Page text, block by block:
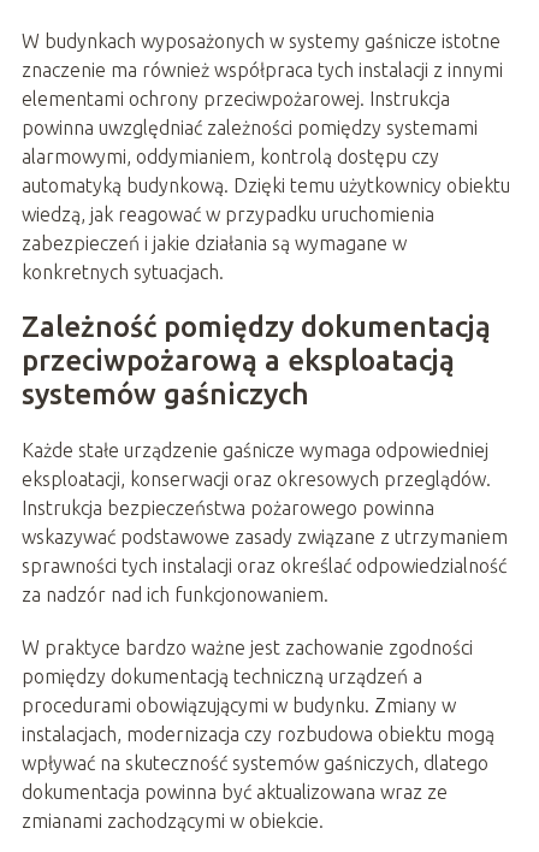
W budynkach wyposażonych w systemy gaśnicze istotne
znaczenie ma również współpraca tych instalacji z innymi
elementami ochrony przeciwpożarowej. Instrukcja
powinna uwzględniać zależności pomiędzy systemami
alarmowymi, oddymianiem, kontrolą dostępu czy
automatyką budynkową. Dzięki temu użytkownicy obiektu
wiedzą, jak reagować w przypadku uruchomienia
zabezpieczeń i jakie działania są wymagane w
konkretnych sytuacjach.
Zależność pomiędzy dokumentacją
przeciwpożarową a eksploatacją
systemów gaśniczych
Każde stałe urządzenie gaśnicze wymaga odpowiedniej
eksploatacji, konserwacji oraz okresowych przeglądów.
Instrukcja bezpieczeństwa pożarowego powinna
wskazywać podstawowe zasady związane z utrzymaniem
sprawności tych instalacji oraz określać odpowiedzialność
za nadzór nad ich funkcjonowaniem.
W praktyce bardzo ważne jest zachowanie zgodności
pomiędzy dokumentacją techniczną urządzeń a
procedurami obowiązującymi w budynku. Zmiany w
instalacjach, modernizacja czy rozbudowa obiektu mogą
wpływać na skuteczność systemów gaśniczych, dlatego
dokumentacja powinna być aktualizowana wraz ze
zmianami zachodzącymi w obiekcie.